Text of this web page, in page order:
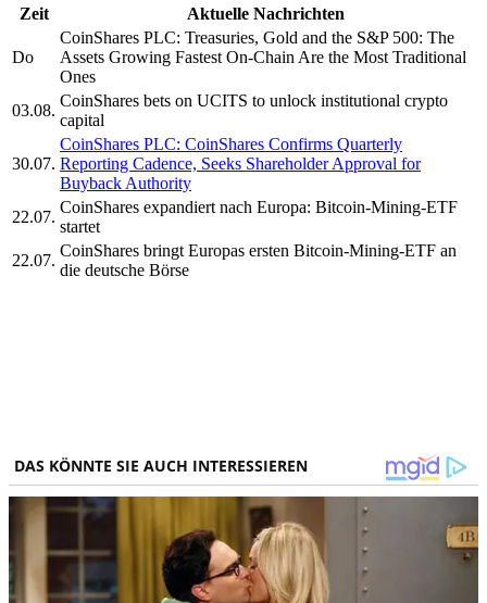
Zeit Aktuelle Nachrichten
Do
CoinShares PLC: Treasuries, Gold and the S&P 500: The
Assets Growing Fastest On-Chain Are the Most Traditional
Ones
03.08.
CoinShares bets on UCITS to unlock institutional crypto
capital
30.07.
CoinShares PLC: CoinShares Confirms Quarterly
Reporting Cadence, Seeks Shareholder Approval for
Buyback Authority
22.07.
CoinShares expandiert nach Europa: Bitcoin-Mining-ETF
startet
22.07.
CoinShares bringt Europas ersten Bitcoin-Mining-ETF an
die deutsche Börse